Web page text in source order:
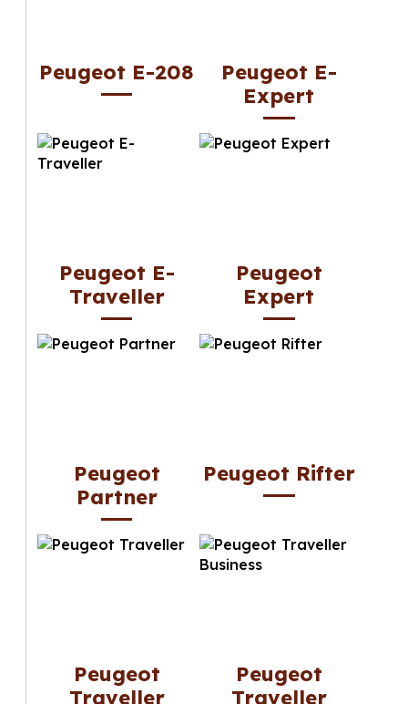
Peugeot E-208
Peugeot E-
Expert
Peugeot E-
Traveller
Peugeot
Expert
Peugeot
Partner
Peugeot Rifter
Peugeot
Traveller
Peugeot
Traveller